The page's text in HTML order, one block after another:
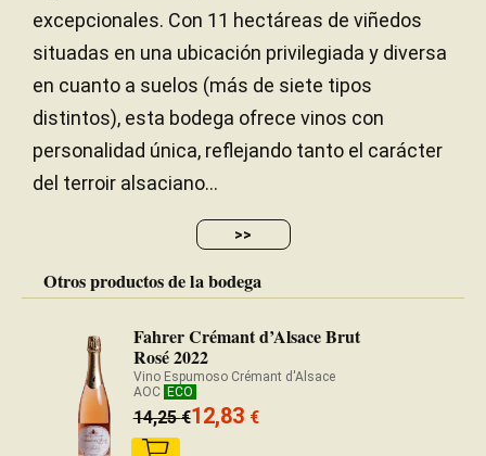
excepcionales. Con 11 hectáreas de viñedos
situadas en una ubicación privilegiada y diversa
en cuanto a suelos (más de siete tipos
distintos), esta bodega ofrece vinos con
personalidad única, reflejando tanto el carácter
del terroir alsaciano...
>>
Otros productos de la bodega
Fahrer Crémant d’Alsace Brut
Rosé 2022
Vino Espumoso Crémant d'Alsace
AOC ECO
14,25€12,83 €